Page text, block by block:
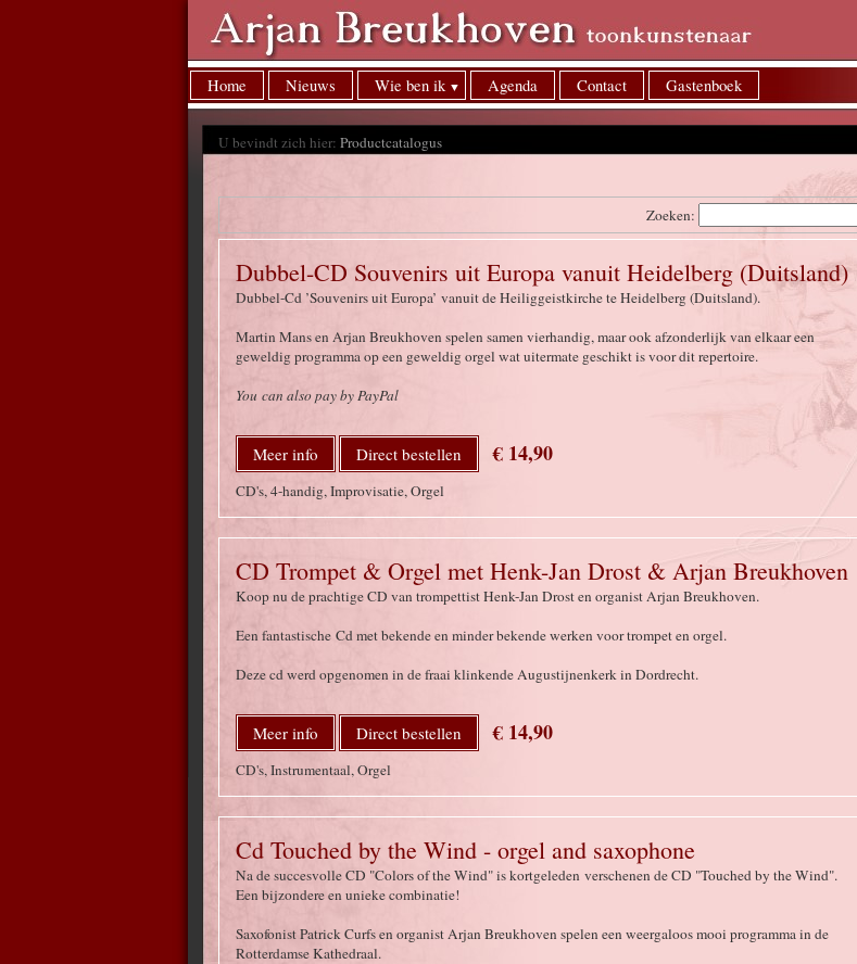
Home Nieuws Wie ben ik Agenda Contact Gastenboek
U bevindt zich hier: Productcatalogus
Zoeken:
Dubbel-CD Souvenirs uit Europa vanuit Heidelberg (Duitsland)
Dubbel-Cd ’Souvenirs uit Europa’ vanuit de Heiliggeistkirche te Heidelberg (Duitsland).
Martin Mans en Arjan Breukhoven spelen samen vierhandig, maar ook afzonderlijk van elkaar een
geweldig programma op een geweldig orgel wat uitermate geschikt is voor dit repertoire.
You can also pay by PayPal
Meer info Direct bestellen € 14,90
CD's, 4-handig, Improvisatie, Orgel
CD Trompet & Orgel met Henk-Jan Drost & Arjan Breukhoven
Koop nu de prachtige CD van trompettist Henk-Jan Drost en organist Arjan Breukhoven.
Een fantastische Cd met bekende en minder bekende werken voor trompet en orgel.
Deze cd werd opgenomen in de fraai klinkende Augustijnenkerk in Dordrecht.
Meer info Direct bestellen € 14,90
CD's, Instrumentaal, Orgel
Cd Touched by the Wind - orgel and saxophone
Na de succesvolle CD "Colors of the Wind" is kortgeleden verschenen de CD "Touched by the Wind".
Een bijzondere en unieke combinatie!
Saxofonist Patrick Curfs en organist Arjan Breukhoven spelen een weergaloos mooi programma in de
Rotterdamse Kathedraal.